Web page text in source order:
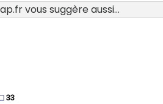
vous suggère aussi...
33